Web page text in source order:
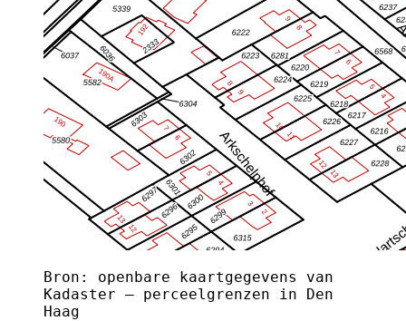
Bron: openbare kaartgegevens van
Kadaster — perceelgrenzen in Den
Haag